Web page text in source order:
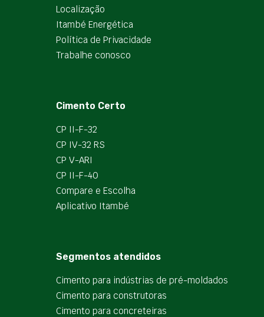
Localização
Itambé Energética
Política de Privacidade
Trabalhe conosco
Cimento Certo
CP II-F-32
CP IV-32 RS
CP V-ARI
CP II-F-40
Compare e Escolha
Aplicativo Itambé
Segmentos atendidos
Cimento para indústrias de pré-moldados
Cimento para construtoras
Cimento para concreteiras